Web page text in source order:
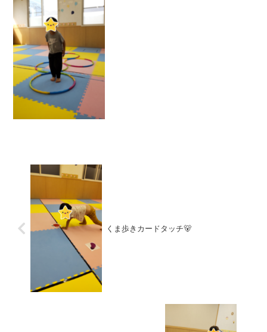
くま歩きカードタッチ🐻